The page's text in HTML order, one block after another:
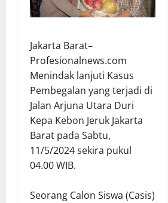
Jakarta Barat–
Profesionalnews.com
Menindak lanjuti Kasus
Pembegalan yang terjadi di
Jalan Arjuna Utara Duri
Kepa Kebon Jeruk Jakarta
Barat pada Sabtu,
11/5/2024 sekira pukul
04.00 WIB.
Seorang Calon Siswa (Casis)